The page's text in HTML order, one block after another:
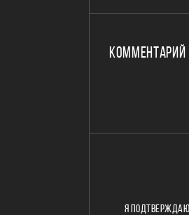
КОММЕНТАРИЙ
Я